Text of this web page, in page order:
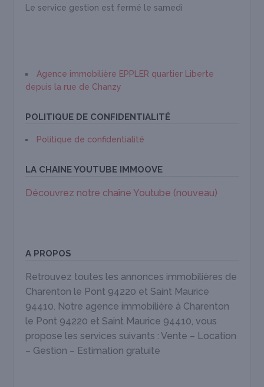
Le service gestion est fermé le samedi
Agence immobilière EPPLER quartier Liberte
depuis la rue de Chanzy
POLITIQUE DE CONFIDENTIALITÉ
Politique de confidentialité
LA CHAINE YOUTUBE IMMOOVE
Découvrez notre chaîne Youtube (nouveau)
A PROPOS
Retrouvez toutes les annonces immobilières de
Charenton le Pont 94220 et Saint Maurice
94410. Notre agence immobilière à Charenton
le Pont 94220 et Saint Maurice 94410, vous
propose les services suivants : Vente – Location
– Gestion – Estimation gratuite